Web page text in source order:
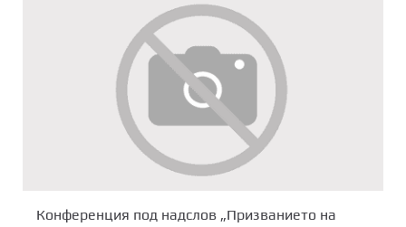
Конференция под надслов „Призванието на